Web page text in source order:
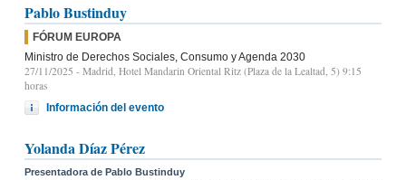
Pablo Bustinduy
FÓRUM EUROPA
Ministro de Derechos Sociales, Consumo y Agenda 2030
27/11/2025 - Madrid, Hotel Mandarin Oriental Ritz (Plaza de la Lealtad, 5) 9:15
horas
Información del evento
Yolanda Díaz Pérez
Presentadora de Pablo Bustinduy